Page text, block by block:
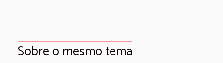
Sobre o mesmo tema